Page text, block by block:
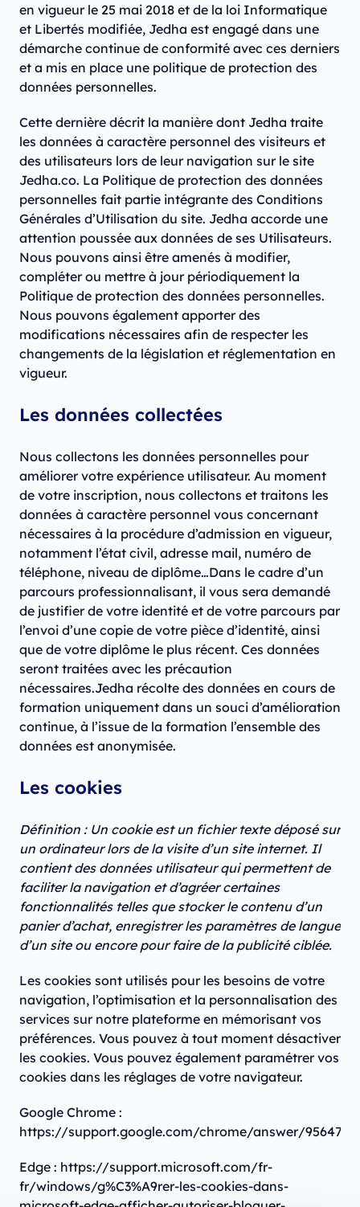
en vigueur le 25 mai 2018 et de la loi Informatique
et Libertés modifiée, Jedha est engagé dans une
démarche continue de conformité avec ces derniers
et a mis en place une politique de protection des
données personnelles.
Cette dernière décrit la manière dont Jedha traite
les données à caractère personnel des visiteurs et
des utilisateurs lors de leur navigation sur le site
Jedha.co. La Politique de protection des données
personnelles fait partie intégrante des Conditions
Générales d’Utilisation du site. Jedha accorde une
attention poussée aux données de ses Utilisateurs.
Nous pouvons ainsi être amenés à modifier,
compléter ou mettre à jour périodiquement la
Politique de protection des données personnelles.
Nous pouvons également apporter des
modifications nécessaires afin de respecter les
changements de la législation et réglementation en
vigueur.
Les données collectées
Nous collectons les données personnelles pour
améliorer votre expérience utilisateur. Au moment
de votre inscription, nous collectons et traitons les
données à caractère personnel vous concernant
nécessaires à la procédure d’admission en vigueur,
notamment l’état civil, adresse mail, numéro de
téléphone, niveau de diplôme…Dans le cadre d’un
parcours professionnalisant, il vous sera demandé
de justifier de votre identité et de votre parcours par
l’envoi d’une copie de votre pièce d’identité, ainsi
que de votre diplôme le plus récent. Ces données
seront traitées avec les précaution
nécessaires.Jedha récolte des données en cours de
formation uniquement dans un souci d’amélioration
continue, à l’issue de la formation l’ensemble des
données est anonymisée.
Les cookies
Définition : Un cookie est un fichier texte déposé sur
un ordinateur lors de la visite d’un site internet. Il
contient des données utilisateur qui permettent de
faciliter la navigation et d’agréer certaines
fonctionnalités telles que stocker le contenu d’un
panier d’achat, enregistrer les paramètres de langue
d’un site ou encore pour faire de la publicité ciblée.
Les cookies sont utilisés pour les besoins de votre
navigation, l’optimisation et la personnalisation des
services sur notre plateforme en mémorisant vos
préférences. Vous pouvez à tout moment désactiver
les cookies. Vous pouvez également paramétrer vos
cookies dans les réglages de votre navigateur.
Google Chrome :
https://support.google.com/chrome/answer/95647
Edge : https://support.microsoft.com/fr-
fr/windows/g%C3%A9rer-les-cookies-dans-